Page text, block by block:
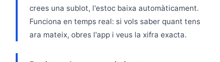
crees una sublot, l'estoc baixa automàticament.
Funciona en temps real: si vols saber quant tens
ara mateix, obres l'app i veus la xifra exacta.